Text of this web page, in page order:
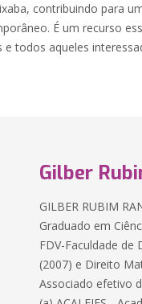
contribuindo para
É um recurso
todos aqueles
Gilber
GILBER RUBIM
Graduado em
FDV-Faculdade de
(2007) e Direito
Associado efetivo